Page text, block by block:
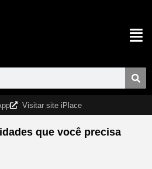
Visitar site iPlace
que você precisa